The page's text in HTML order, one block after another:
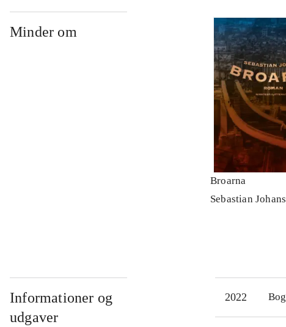
Minder om
Broarna
Sebastian Johans
Informationer og
udgaver
2022 Bog